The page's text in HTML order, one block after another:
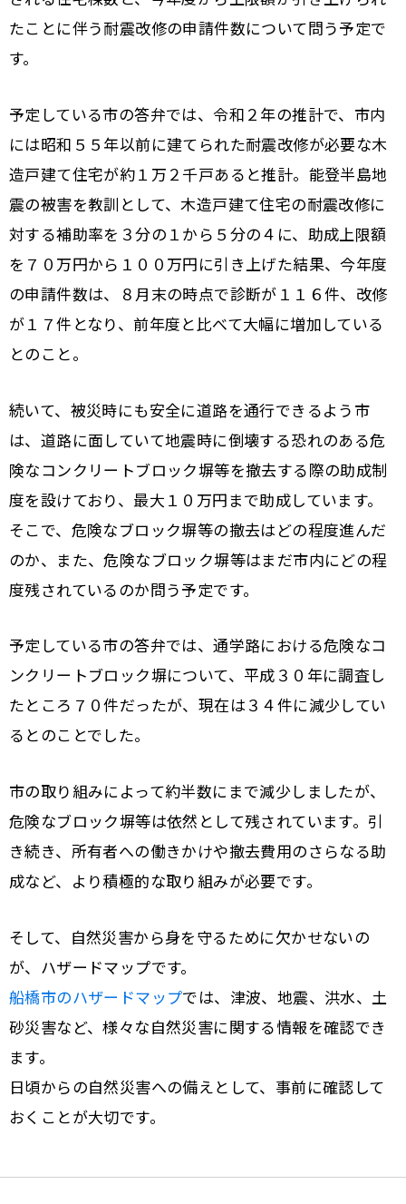
たことに伴う耐震改修の申請件数について問う予定で
す。
予定している市の答弁では、令和２年の推計で、市内
には昭和５５年以前に建てられた耐震改修が必要な木
造戸建て住宅が約１万２千戸あると推計。能登半島地
震の被害を教訓として、木造戸建て住宅の耐震改修に
対する補助率を３分の１から５分の４に、助成上限額
を７０万円から１００万円に引き上げた結果、今年度
の申請件数は、８月末の時点で診断が１１６件、改修
が１７件となり、前年度と比べて大幅に増加している
とのこと。
続いて、被災時にも安全に道路を通行できるよう市
は、道路に面していて地震時に倒壊する恐れのある危
険なコンクリートブロック塀等を撤去する際の助成制
度を設けており、最大１０万円まで助成しています。
そこで、危険なブロック塀等の撤去はどの程度進んだ
のか、また、危険なブロック塀等はまだ市内にどの程
度残されているのか問う予定です。
予定している市の答弁では、通学路における危険なコ
ンクリートブロック塀について、平成３０年に調査し
たところ７０件だったが、現在は３４件に減少してい
るとのことでした。
市の取り組みによって約半数にまで減少しましたが、
危険なブロック塀等は依然として残されています。引
き続き、所有者への働きかけや撤去費用のさらなる助
成など、より積極的な取り組みが必要です。
そして、自然災害から身を守るために欠かせないの
が、ハザードマップです。
船橋市のハザードマップでは、津波、地震、洪水、土
砂災害など、様々な自然災害に関する情報を確認でき
ます。
日頃からの自然災害への備えとして、事前に確認して
おくことが大切です。